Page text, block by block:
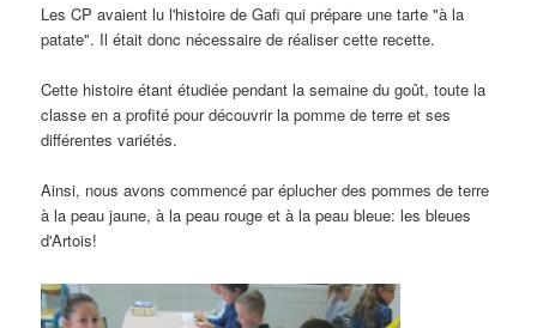
Les CP avaient lu l'histoire de Gafi qui prépare une tarte "à la
patate". Il était donc nécessaire de réaliser cette recette.
Cette histoire étant étudiée pendant la semaine du goût, toute la
classe en a profité pour découvrir la pomme de terre et ses
différentes variétés.
Ainsi, nous avons commencé par éplucher des pommes de terre
à la peau jaune,à la peau rouge et à la peau bleue:les bleues
d'Artois!